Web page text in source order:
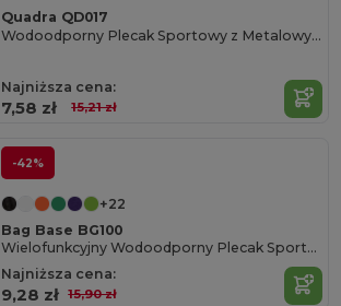
Quadra QD017
Wodoodporny Plecak Sportowy z Metalowymi Oczkami
Najniższa cena:
7,58 zł 15,21 zł
-42%
+22
Bag Base BG100
Wielofunkcyjny Wodoodporny Plecak Sportowy
Najniższa cena:
9,28 zł 15,90 zł